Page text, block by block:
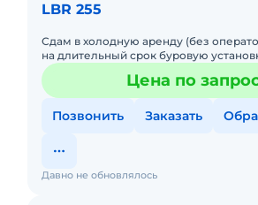
LBR 255
Сдам в холодную аренду (без
на длительный срок буровую
оборудованием. Машина в хорошем
к работ
Цена по
Позвонить Заказать
Давно не обновлялось